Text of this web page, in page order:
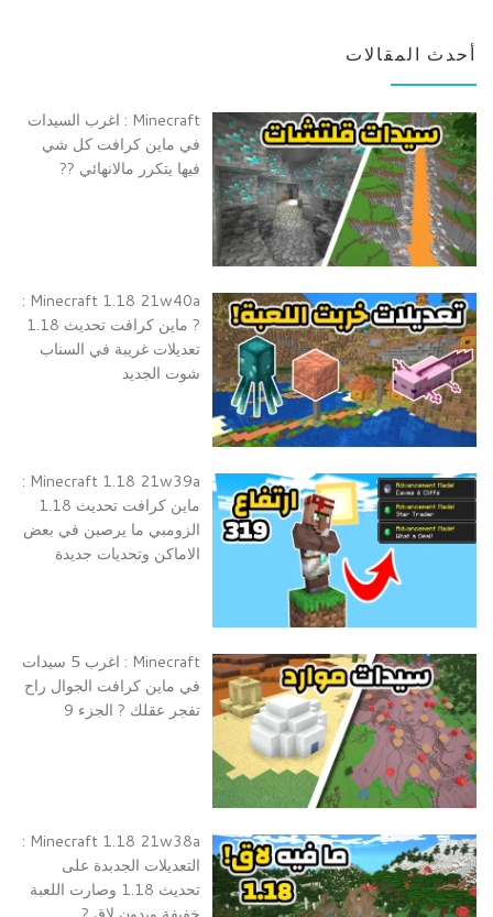
أحدث المقالات
Minecraft : اغرب السيدات
في ماين كرافت كل شي
فيها يتكرر مالانهائي ??
Minecraft 1.18 21w40a :
? ماين كرافت تحديث 1.18
تعديلات غريبة في السناب
شوت الجديد
Minecraft 1.18 21w39a :
ماين كرافت تحديث 1.18
الزومبي ما يرصبن في بعض
الاماكن وتحديات جديدة
Minecraft : اغرب 5 سيدات
في ماين كرافت الجوال راح
تفجر عقلك ? الجزء 9
Minecraft 1.18 21w38a :
التعديلات الجدبدة على
تحديث 1.18 وصارت اللعبة